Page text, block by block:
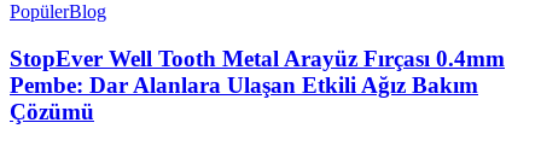
PopülerBlog
StopEver Well Tooth Metal Arayüz Fırçası 0.4mm
Pembe: Dar Alanlara Ulaşan Etkili Ağız Bakım
Çözümü